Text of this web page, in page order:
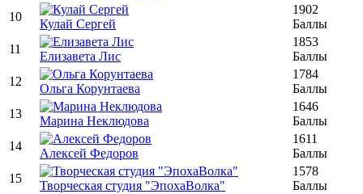
10
Кулай Сергей
1902
Баллы
11
Елизавета Лис
1853
Баллы
12
Ольга Корунтаева
1784
Баллы
13
Марина Неклюдова
1646
Баллы
14
Алексей Федоров
1611
Баллы
15
Творческая студия "ЭпохаВолка"
1578
Баллы